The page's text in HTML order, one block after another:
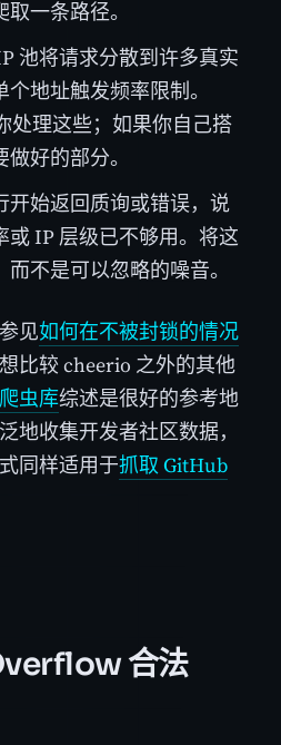
一条路径。
池将请求分散到许多真实
地址触发频率限制。
处理这些；如果你自己搭
好的部分。
开始返回质询或错误，说
或 IP 层级已不够用。将这
不是可以忽略的噪音。
见如何在不被封锁的情况
比较 cheerio 之外的其他
虫库综述是很好的参考地
地收集开发者社区数据，
同样适用于抓取 GitHub
合法